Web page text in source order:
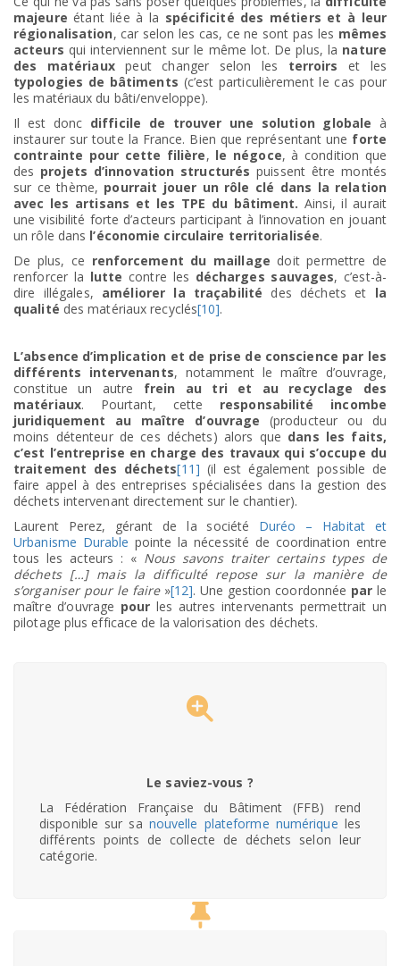
majeure étant liée à la spécificité des métiers et à leur
régionalisation, car selon les cas, ce ne sont pas les mêmes
acteurs qui interviennent sur le même lot. De plus, la nature
des matériauxpeut changer selon les terroirs et les
typologies de bâtiments (c’est particulièrement le cas pour
les matériaux du bâti/enveloppe).
Il est donc difficile de trouver une solution globale à
instaurer sur toute la France. Bien que représentant une forte
contrainte pour cette filière, le négoce, à condition que
des projets d’innovation structurés puissent être montés
sur ce thème, pourrait jouer un rôle clé dans la relation
avec les artisans et les TPE du bâtiment. Ainsi, il aurait
une visibilité forte d’acteurs participant à l’innovation en jouant
un rôle dans l’économie circulaire territorialisée.
De plus, ce renforcement du maillage doit permettre de
renforcer la lutte contre les décharges sauvages, c’est-à-
dire illégales, améliorer la traçabilité des déchets et la
qualité des matériaux recyclés[10].
L’absence d’implication et de prise de conscience par les
différents intervenants, notamment le maître d’ouvrage,
constitue un autre frein au tri et au recyclage des
matériaux. Pourtant, cette responsabilité incombe
juridiquement au maître d’ouvrage (producteur ou du
moins détenteur de ces déchets) alors que dans les faits,
c’est l’entreprise en charge des travaux qui s’occupe du
traitement des déchets[11] (il est également possible de
faire appel à des entreprises spécialisées dans la gestion des
déchets intervenant directement sur le chantier).
Laurent Perez, gérant de la société Duréo – Habitat et
Urbanisme Durable pointe la nécessité de coordination entre
tous les acteurs : « Nous savons traiter certains types de
déchets […] mais la difficulté repose sur la manière de
s’organiser pour le faire»[12]. Une gestion coordonnée par le
maître d’ouvrage pour les autres intervenants permettrait un
pilotage plus efficace de la valorisation des déchets.
Le saviez-vous ?
La Fédération Française du Bâtiment (FFB) rend
disponible sur sa nouvelle plateforme numérique les
différents points de collecte de déchets selon leur
catégorie.